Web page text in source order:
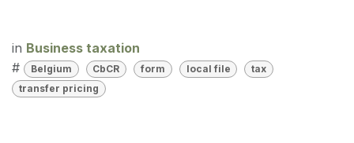
in Business taxation
#
Belgium CbCR form local file
tax
transfer pricing